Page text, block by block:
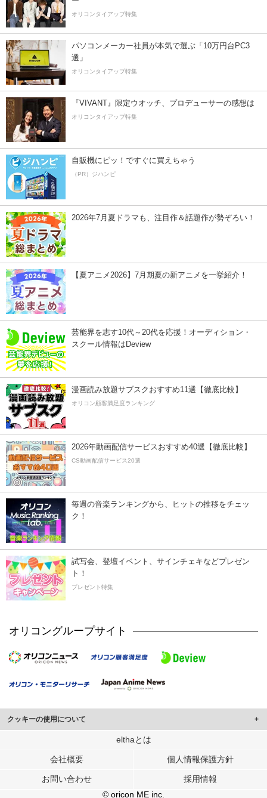
オリコンタイアップ特集
パソコンメーカー社員が本気で選ぶ「10万円台PC3
選」
オリコンタイアップ特集
『VIVANT』限定ウオッチ、プロデューサーの感想は
オリコンタイアップ特集
自販機にピッ！ですぐに買えちゃう
（PR）ジハンピ
2026年7月夏ドラマも、注目作＆話題作が勢ぞろい！
【夏アニメ2026】7月期夏の新アニメを一挙紹介！
芸能界を志す10代～20代を応援！オーディション・
スクール情報はDeview
漫画読み放題サブスクおすすめ11選【徹底比較】
オリコン顧客満足度ランキング
2026年動画配信サービスおすすめ40選【徹底比較】
CS動画配信サービス20選
毎週の音楽ランキングから、ヒットの推移をチェッ
ク！
試写会、登壇イベント、サインチェキなどプレゼン
ト！
プレゼント特集
オリコングループサイト
クッキーの使用について
このサイトでは Cookie を使用して、ユーザーに合わせたコンテンツや広告の
行っています。
メディアや広告配信、データ解析の各パートナーに提供しています。
各パートナーは、この情報とユーザーが各パートナーに提供した他の情報や、
elthaとは
会社概要 個人情報保護方針
お問い合わせ
採用情報
© oricon ME inc.